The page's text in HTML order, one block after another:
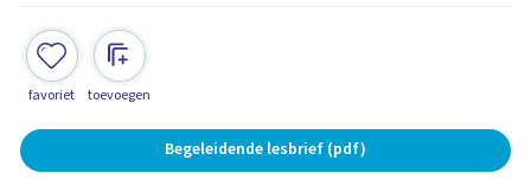
favoriet toevoegen
Begeleidende lesbrief (pdf)